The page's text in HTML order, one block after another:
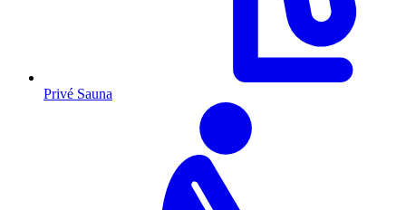
Privé Sauna